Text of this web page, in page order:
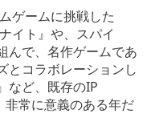
ゲームに挑戦した
イト』や、スパイ
んで、名作ゲームであ
とコラボレーションし
など、既存のIP
非常に意義のある年だ